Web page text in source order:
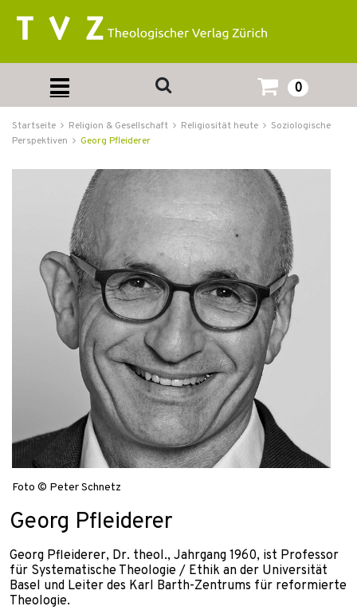
0
Startseite Religion & Gesellschaft Religiosität heute
Soziologische
Perspektiven
Georg Pfleiderer
Foto © Peter Schnetz
Georg Pfleiderer
Georg Pfleiderer, Dr. theol., Jahrgang 1960, ist Professor
für Systematische Theologie / Ethik an der Universität
Basel und Leiter des Karl Barth-Zentrums für reformierte
Theologie.